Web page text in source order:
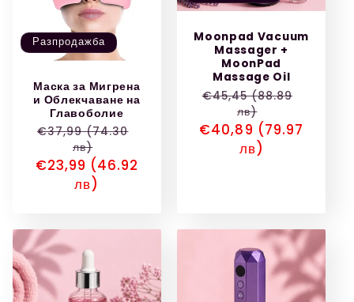
Разпродажба
Маска за Мигрена
и Облекчаване на
Главоболие
Обичайна
€37,99 (74.30
лв)
Цена
€23,99 (46.92
лв)
Moonpad Vacuum
Massager +
MoonPad
Massage Oil
Обичайна
€45,45 (88.89
лв)
Цена
€40,89 (79.97
лв)